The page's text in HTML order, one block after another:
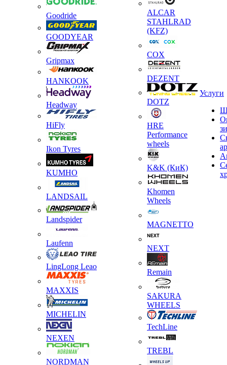
Goodride
GOODYEAR
Gripmax
HANKOOK
Headway
HiFly
Ikon Tyres
KUMHO
LANDSAIL
Landspider
Laufenn
LingLong Leao
MAXXIS
MICHELIN
NEXEN
NORDMAN
ALCAR
STAHLRAD
(KFZ)
COX
DEZENT
DOTZ
HRE
Performance
wheels
K&K (КиК)
Khomen
Wheels
MAGNETTO
NEXT
Remain
SAKURA
WHEELS
TechLine
TREBL
Услуги